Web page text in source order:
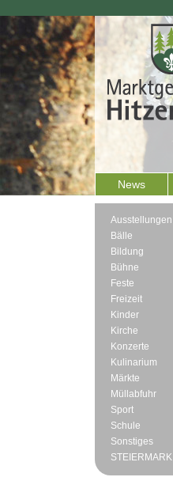
News
Ausstellungen
Bälle
Bildung
Bühne
Feste
Freizeit
Kinder
Kirche
Konzerte
Kulinarium
Märkte
Müllabfuhr
Sport
Schule
Sonstiges
STEIERMARK